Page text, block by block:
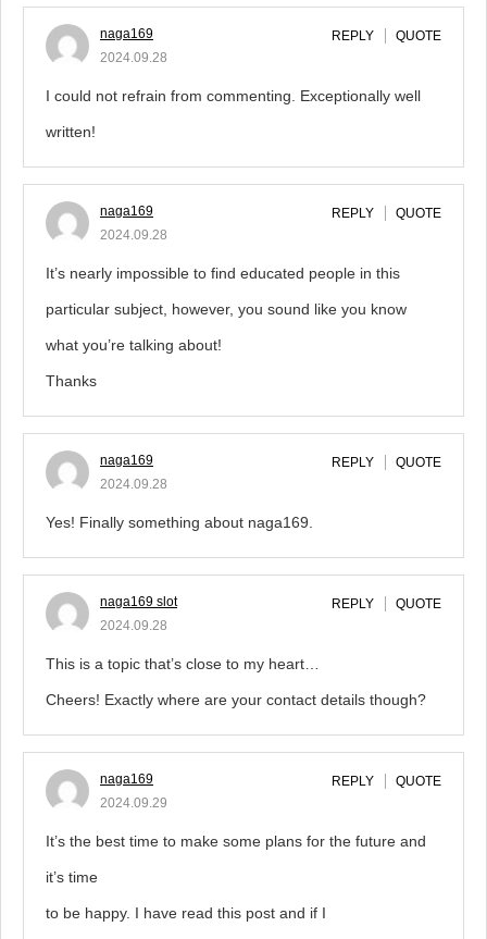
naga169
2024.09.28
REPLY QUOTE
I could not refrain from commenting. Exceptionally well
written!
naga169
2024.09.28
REPLY QUOTE
It’s nearly impossible to find educated people in this
particular subject, however, you sound like you know
what you’re talking about!
Thanks
naga169
2024.09.28
REPLY QUOTE
Yes! Finally something about naga169.
naga169 slot
2024.09.28
REPLY QUOTE
This is a topic that’s close to my heart…
Cheers! Exactly where are your contact details though?
naga169
2024.09.29
REPLY QUOTE
It’s the best time to make some plans for the future and
it’s time
to be happy. I have read this post and if I